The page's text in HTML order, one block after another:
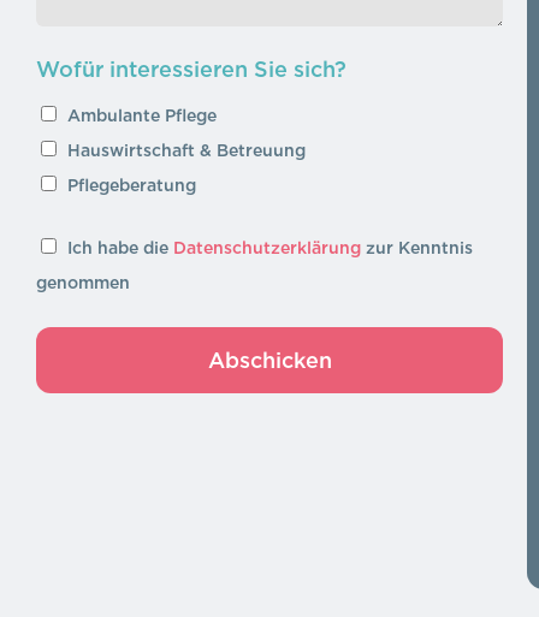
Wofür interessieren Sie sich?
Ambulante Pflege
Hauswirtschaft & Betreuung
Pflegeberatung
Ich habe die Datenschutzerklärung zur Kenntnis
genommen
Abschicken